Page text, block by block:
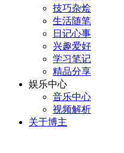
技巧杂烩
生活随笔
日记心事
兴趣爱好
学习笔记
精品分享
娱乐中心
音乐中心
视频解析
关于博主